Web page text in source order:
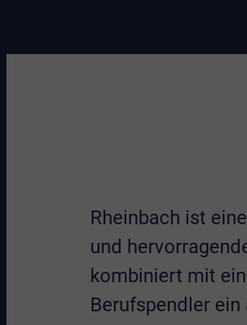
Rheinbach ist
und
kombiniert mit
Berufspendler